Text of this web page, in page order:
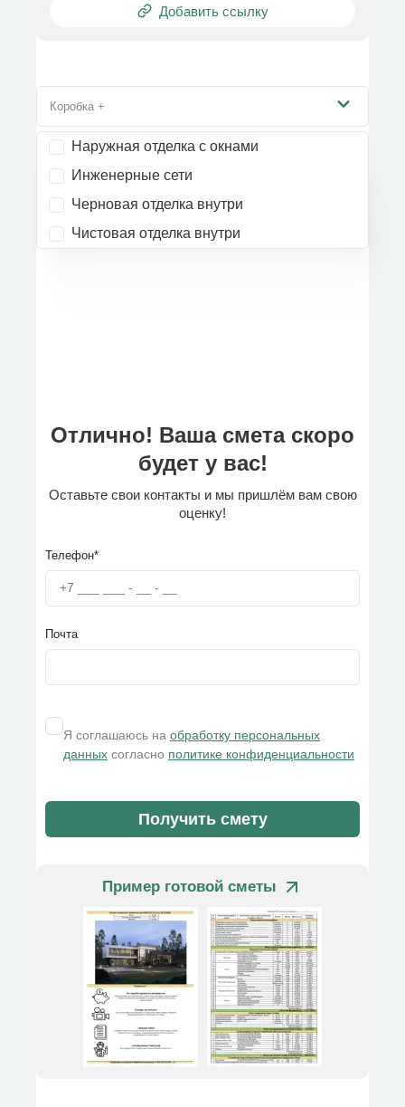
Добавить ссылку
Коробка +
Наружная отделка с окнами
Инженерные сети
Черновая отделка внутри
Чистовая отделка внутри
Отлично! Ваша смета скоро
будет у вас!
Оставьте свои контакты и мы пришлём вам свою
оценку!
Телефон*
Почта
Я соглашаюсь наобработку персональных
данных согласно политике конфиденциальности
Получить смету
Пример готовой сметы